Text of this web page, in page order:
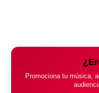
Promociona tu música,